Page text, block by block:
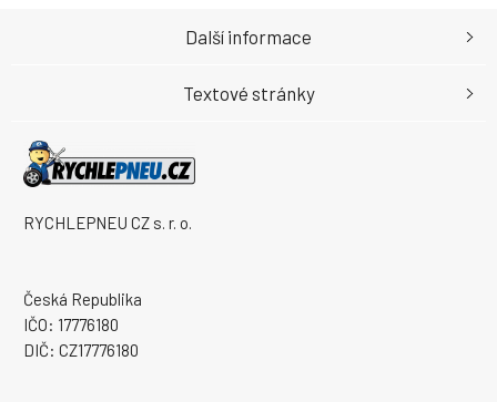
RYCHLEPNEU CZ s. r. o.
Česká Republika
IČO: 17776180
DIČ: CZ17776180
Další informace
Textové stránky